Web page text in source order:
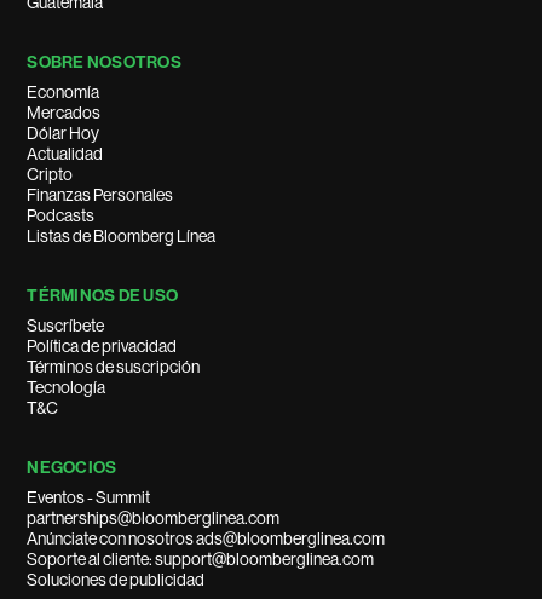
SOBRE NOSOTROS
Economía
Mercados
Dólar Hoy
Actualidad
Cripto
Finanzas Personales
Podcasts
Listas de Bloomberg Línea
TÉRMINOS DE USO
Suscríbete
Política de privacidad
Términos de suscripción
Tecnología
T&C
NEGOCIOS
Eventos - Summit
partnerships@bloomberglinea.com
Anúnciate con nosotros ads@bloomberglinea.com
Soporte al cliente: support@bloomberglinea.com
Soluciones de publicidad